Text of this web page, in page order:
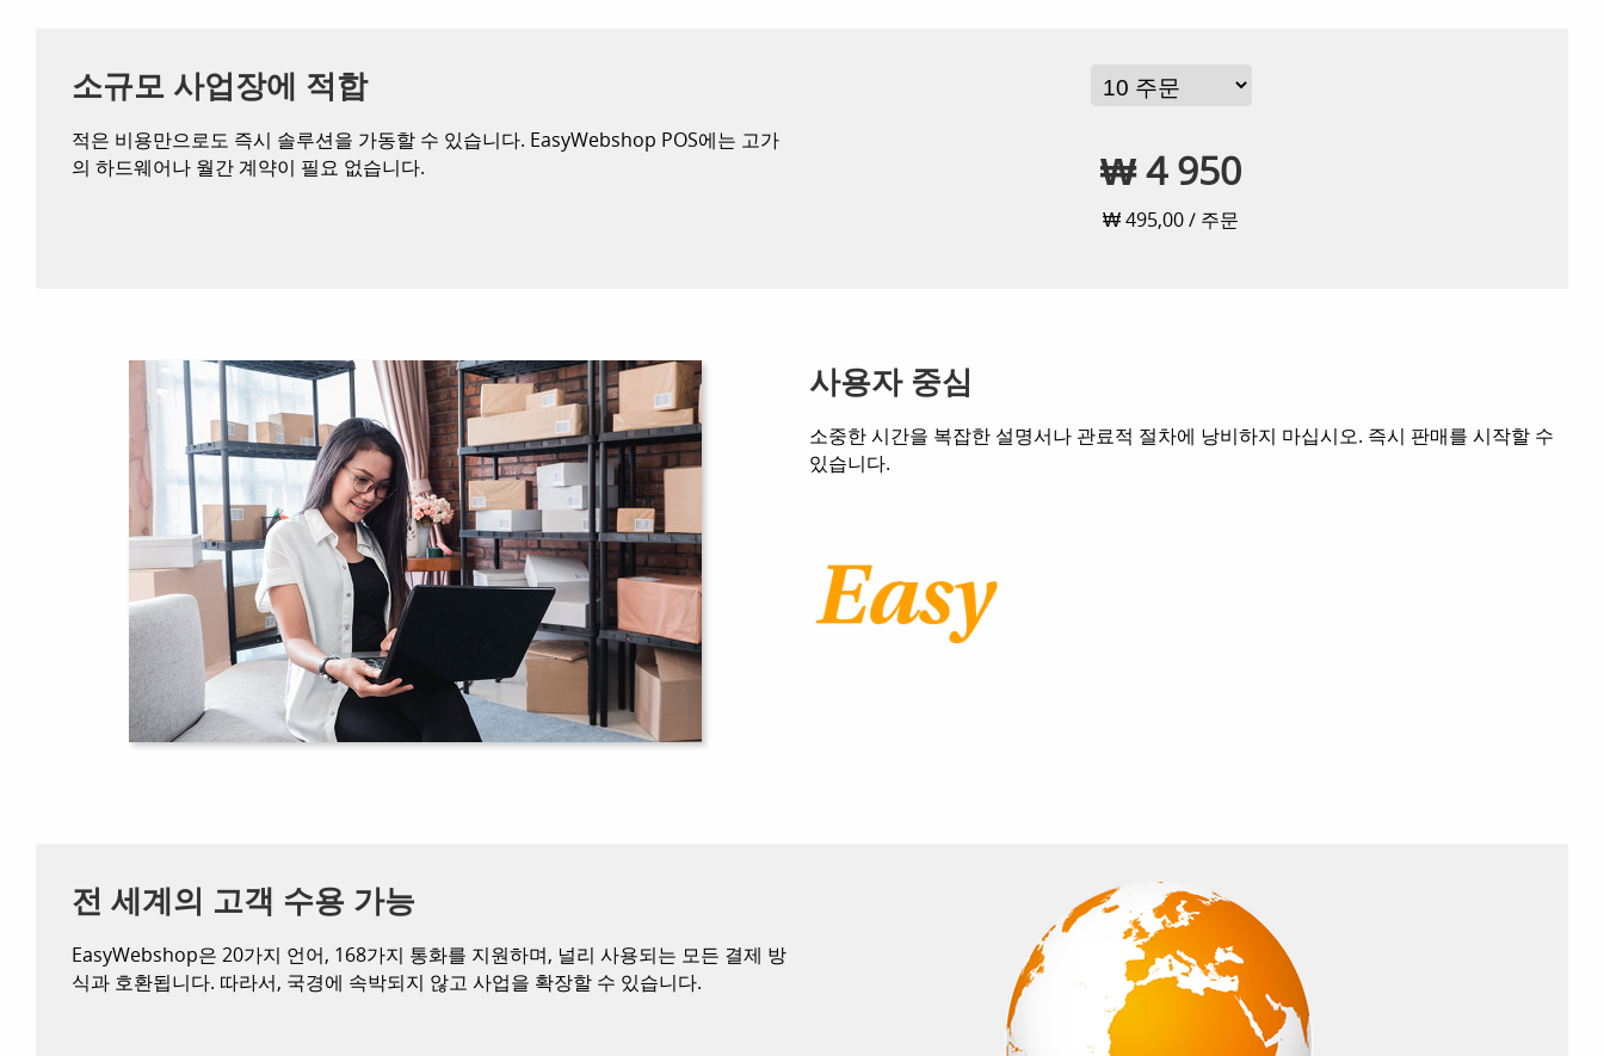
소규모 사업장에 적합
적은 비용만으로도 즉시 솔루션을 가동할 수 있습니다. EasyWebshop POS에는 고가
의 하드웨어나 월간 계약이 필요 없습니다.
₩ 4 950
₩ 495,00 / 주문
사용자 중심
소중한 시간을 복잡한 설명서나 관료적 절차에 낭비하지 마십시오. 즉시 판매를 시작할 수
있습니다.
전 세계의 고객 수용 가능
EasyWebshop은 20가지 언어, 168가지 통화를 지원하며, 널리 사용되는 모든 결제 방
식과 호환됩니다. 따라서, 국경에 속박되지 않고 사업을 확장할 수 있습니다.